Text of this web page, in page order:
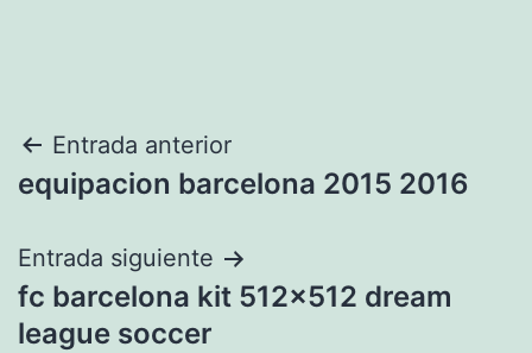
Navegación
de
entradas
Entrada anterior
equipacion barcelona 2015 2016
Entrada siguiente
fc barcelona kit 512×512 dream
league soccer